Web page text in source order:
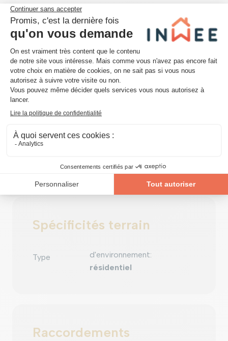
Les informations sont fournies à titre indicatif et non
contractuelles.
Général
Spécificités terrain
Type d'environnement:
résidentiel
Raccordements